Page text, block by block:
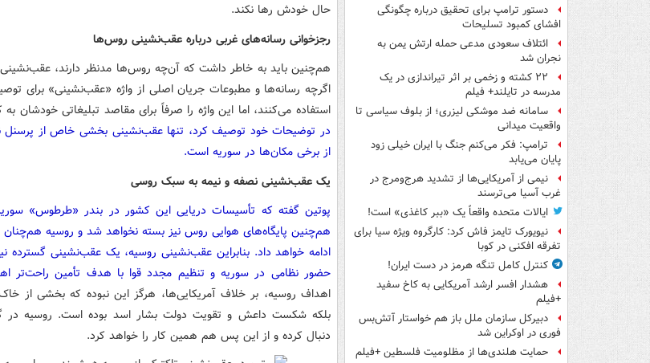
دستور ترامپ برای تحقیق درباره چگونگی
افشای کمبود تسلیحات
ائتلاف سعودی مدعی حمله ارتش یمن به
نجران شد
۲۲ کشته و زخمی بر اثر تیراندازی در یک
مدرسه در تایلند+ فیلم
سامانه ضد موشکی لیزری؛ از بلوف سیاسی تا
واقعیت میدانی
ترامپ: فکر می‌کنم جنگ با ایران خیلی زود
پایان می‌یابد
نیمی از آمریکایی‌ها از تشدید هرج‌ومرج در
غرب آسیا می‌ترسند
ایالات متحده واقعاً یک «ببر کاغذی» است!
نیویورک تایمز فاش کرد: کارگروه ویژه سیا برای
تفرقه افکنی در کوبا
کنترل کامل تنگه هرمز در دست ایران!
هشدار افسر ارشد آمریکایی به کاخ سفید
+فیلم
دبیرکل سازمان ملل باز هم خواستار آتش‌بس
فوری در اوکراین شد
حمایت هلندی‌ها از مظلومیت فلسطین +فیلم
حال خودش رها نکند.
رجزخوانی رسانه‌های غربی درباره عقب‌نشینی روس‌ها
هم‌چنین باید به خاطر داشت که آن‌چه روس‌ها مدنظر دارند،
اگرچه رسانه‌ها و مطبوعات جریان اصلی از واژه «عقب‌نشینی» برای
استفاده می‌کنند، اما این واژه را صرفاً برای مقاصد تبلیغاتی خودشان
در توضیحات خود توصیف کرد، تنها عقب‌نشینی بخشی خاص از پرسنل
از برخی مکان‌ها در سوریه است.
یک عقب‌نشینی نصفه و نیمه به سبک روسی
پوتین گفته که تأسیسات دریایی این کشور در بندر «طرطوس»
هم‌چنین پایگاه‌های هوایی روس نیز بسته نخواهد شد و روسیه هم‌چنان
ادامه خواهد داد. بنابراین عقب‌نشینی روسیه، یک عقب‌نشینی
حضور نظامی در سوریه و تنظیم مجدد قوا با هدف تأمین راحت‌تر
اهداف روسیه، بر خلاف آمریکایی‌ها، هرگز این نبوده که بخشی از
بلکه شکست داعش و تقویت دولت بشار اسد بوده است. روسیه در
دنبال کرده و از این پس هم همین کار را خواهد کرد.